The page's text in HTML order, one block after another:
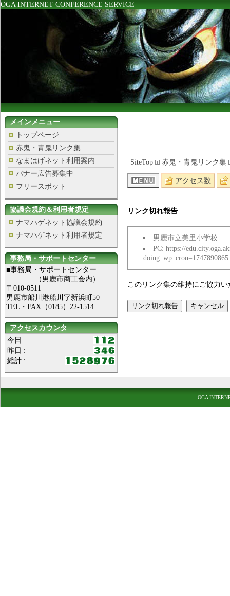
OGA INTERNET CONFERENCE SERVICE
メインメニュー
トップページ
赤鬼・青鬼リンク集
なまはげネット利用案内
バナー広告募集中
フリースポット
協議会規約＆利用者規定
ナマハゲネット協議会規約
ナマハゲネット利用者規定
事務局・サポートセンター
■事務局・サポートセンター
（男鹿市商工会内）
〒010-0511
男鹿市船川港船川字新浜町50
TEL・FAX（0185）22-1514
アクセスカウンタ
今日 :
昨日 :
総計 :
SiteTop 赤鬼・青鬼リンク集
アクセス数
リンク切れ報告
男鹿市立美里小学校
PC: https://
このリンク集の維持にご協力
OGA